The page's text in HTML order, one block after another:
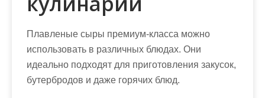
Плавленые сыры премиум-класса можно
использовать в различных блюдах. Они
идеально подходят для приготовления закусок,
бутербродов и даже горячих блюд.